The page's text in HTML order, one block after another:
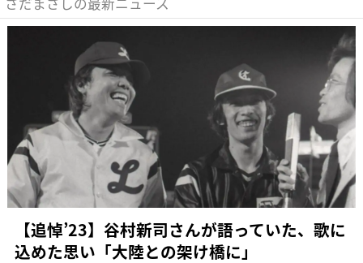
【追悼’23】谷村新司さんが語っていた、歌に
込めた思い「大陸との架け橋に」